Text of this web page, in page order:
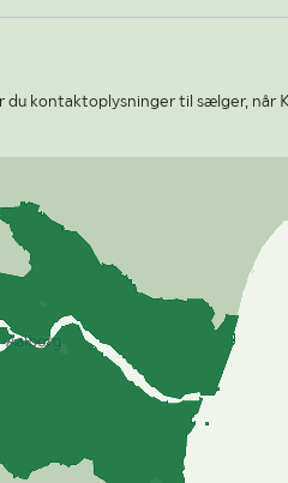
kontaktoplysninger til sælger, når